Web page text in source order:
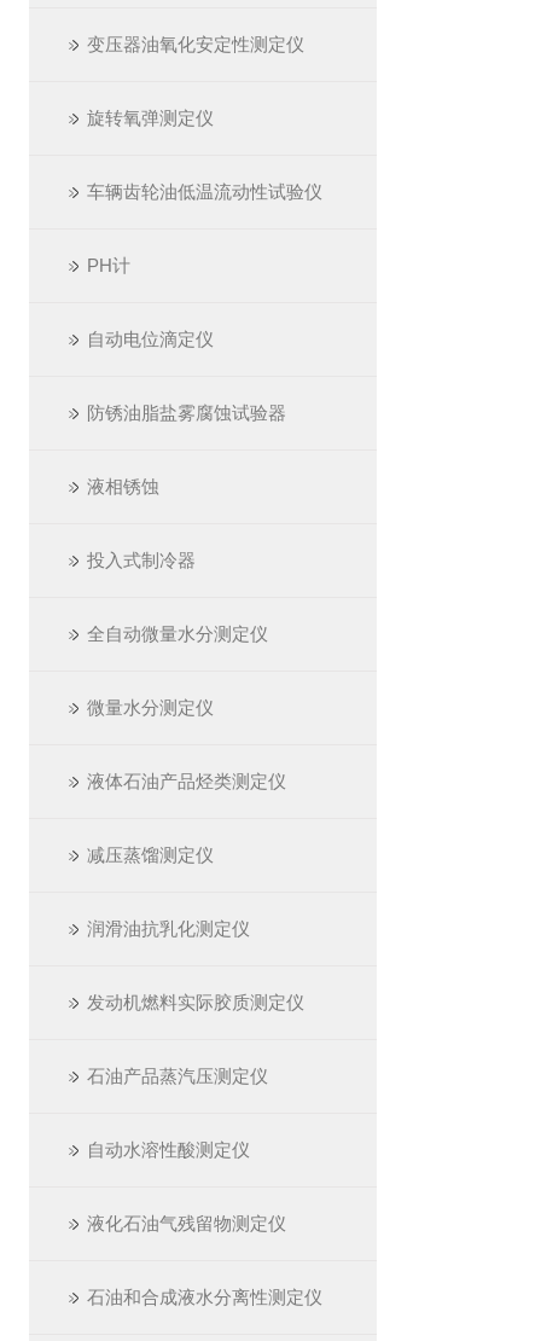
变压器油氧化安定性测定仪
旋转氧弹测定仪
车辆齿轮油低温流动性试验仪
PH计
自动电位滴定仪
防锈油脂盐雾腐蚀试验器
液相锈蚀
投入式制冷器
全自动微量水分测定仪
微量水分测定仪
液体石油产品烃类测定仪
减压蒸馏测定仪
润滑油抗乳化测定仪
发动机燃料实际胶质测定仪
石油产品蒸汽压测定仪
自动水溶性酸测定仪
液化石油气残留物测定仪
石油和合成液水分离性测定仪